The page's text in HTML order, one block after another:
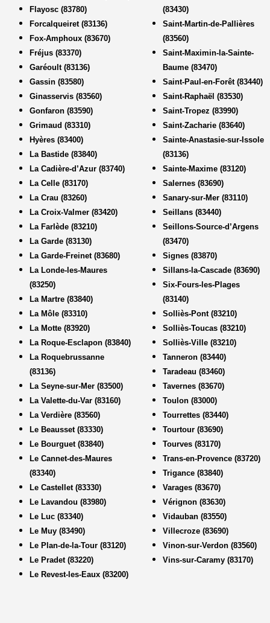
Flayosc (83780)
Forcalqueiret (83136)
Fox-Amphoux (83670)
Fréjus (83370)
Garéoult (83136)
Gassin (83580)
Ginasservis (83560)
Gonfaron (83590)
Grimaud (83310)
Hyères (83400)
La Bastide (83840)
La Cadière-d’Azur (83740)
La Celle (83170)
La Crau (83260)
La Croix-Valmer (83420)
La Farlède (83210)
La Garde (83130)
La Garde-Freinet (83680)
La Londe-les-Maures
(83250)
La Martre (83840)
La Môle (83310)
La Motte (83920)
La Roque-Esclapon (83840)
La Roquebrussanne
(83136)
La Seyne-sur-Mer (83500)
La Valette-du-Var (83160)
La Verdière (83560)
Le Beausset (83330)
Le Bourguet (83840)
Le Cannet-des-Maures
(83340)
Le Castellet (83330)
Le Lavandou (83980)
Le Luc (83340)
Le Muy (83490)
Le Plan-de-la-Tour (83120)
Le Pradet (83220)
Le Revest-les-Eaux (83200)
(83430)
Saint-Martin-de-Pallières
(83560)
Saint-Maximin-la-Sainte-
Baume (83470)
Saint-Paul-en-Forêt (83440)
Saint-Raphaël (83530)
Saint-Tropez (83990)
Saint-Zacharie (83640)
Sainte-Anastasie-sur-Issole
(83136)
Sainte-Maxime (83120)
Salernes (83690)
Sanary-sur-Mer (83110)
Seillans (83440)
Seillons-Source-d’Argens
(83470)
Signes (83870)
Sillans-la-Cascade (83690)
Six-Fours-les-Plages
(83140)
Solliès-Pont (83210)
Solliès-Toucas (83210)
Solliès-Ville (83210)
Tanneron (83440)
Taradeau (83460)
Tavernes (83670)
Toulon (83000)
Tourrettes (83440)
Tourtour (83690)
Tourves (83170)
Trans-en-Provence (83720)
Trigance (83840)
Varages (83670)
Vérignon (83630)
Vidauban (83550)
Villecroze (83690)
Vinon-sur-Verdon (83560)
Vins-sur-Caramy (83170)